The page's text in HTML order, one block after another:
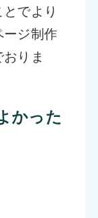
でより
ージ制作
りま
かった